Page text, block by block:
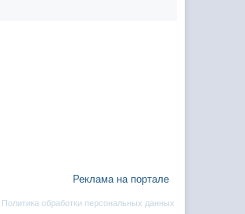
Реклама на портале
Политика обработки персональных данных